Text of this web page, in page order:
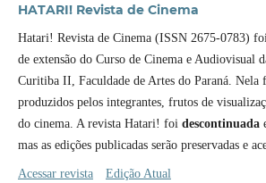
HATARI! Revista de Cinema
Hatari! Revista de Cinema (ISSN 2675-0783)
de extensão do Curso de Cinema e Audiovisual
Curitiba II, Faculdade de Artes do Paraná. Nela
produzidos pelos integrantes, frutos de
do cinema. A revista Hatari! foi descontinuada
mas as edições publicadas serão preservadas e
Acessar revista Edição Atual